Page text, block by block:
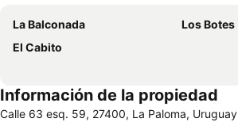
La Balconada
Los Botes
El Cabito
Información de la propiedad
Calle 63 esq. 59, 27400, La Paloma, Uruguay